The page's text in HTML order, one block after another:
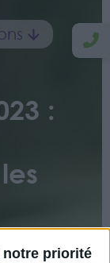
notre priorité
: